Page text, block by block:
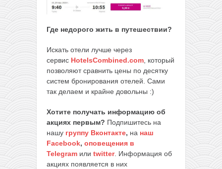
Где недорого жить в путешествии?
Искать отели лучше через
сервис HotelsCombined.com , который
позволяют сравнить цены по десятку
систем бронирования отелей. Сами
так делаем и крайне довольны :)
Хотите получать информацию об
акциях первым? Подпишитесь на
нашу группу Вконтакте, на наш
Facebook, оповещения в
Telegram или twitter. Информация об
акциях появляется в них